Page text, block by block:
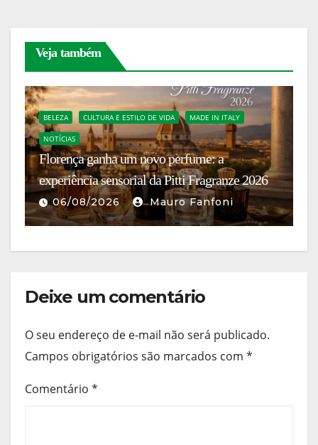
Veja também
BELEZA CULTURA E ESTILO DE VIDA MADE IN ITALY
NOTÍCIAS
Florença ganha um novo perfume: a
experiência sensorial da Pitti Fragranze 2026
06/08/2026 Mauro Fanfoni
Deixe um comentário
O seu endereço de e-mail não será publicado.
Campos obrigatórios são marcados com *
Comentário *